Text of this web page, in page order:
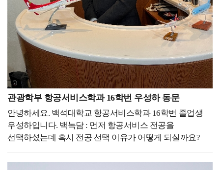
있게 된 거 같습니다.그래서 저는 만약 대학교 때로
돌아간다면 무엇을 하더라도 정말 최선을 다해서 대학
생활을 하고 싶습니다.지금은 평범한 대학교 생활들이
나중에는 그리운 추억이 되고 아쉬운 과거가 될 수
있으니까 지금 주어진 상황에서 최선을 다하면
좋겠습니다.그래서 후배들도 대학교 생활을 최대한
즐겼으면 좋겠습니다. 축제 기간에는 진심으로 축제를
즐겨도 보고, 시험 기간에는 열정적으로 공부도 하면서
다시 오지 않을 대학 생활을 지냈으면 좋겠습니다. '준비된
자만이 기회를 잡는다' 정말 무수히 많이 들어본
이야기였습니다. 진부하고 너무나도 당연하게 생각했던
말이 지금은 제 좌우명이 되었습니다. 정말 기회는 언제
어디서 어떻게 나에게 올지 모릅니다.졸업 후 일과
대학원을 같이 다닌 이유도 나에게 기회가 올 수도
물리치료사 라고 할 수 있을 것 같습니다. 검사나 치료 시작
전 차트를 자세히 살펴보고, 환자를 꼼꼼하게
파악하면서도 질문을 통해 이야기를 자연스럽게 털어놓을
수 있는 환경을 제공합니다. 이와 같은 환자와의
의사소통은 단방향적인 정보 전달이 아닌 상호적인 대화와
소통으로 이루어져야 합니다. 표정이나 자세, 몸짓 등
비언어적 신호를 통해 환자의 감정이나 요구사항을
파악하고 응답하는 것은 환자와의 신뢰 관계를 형성하는
데 도움이 되며, 불편한 점이나 어려움을 미리 파악하여
적극적으로 대응할 수 있습니다. 이처럼 전문적인 재활
치료를 제공하는 것은 물론이고, 환자와 보호자의
관광학부 항공서비스학과 16학번 우성하 동문
안녕하세요. 백석대학교 항공서비스학과 16학번 졸업생
우성하입니다. 백녹담 : 먼저 항공서비스 전공을
선택하셨는데 혹시 전공 선택 이유가 어떻게 되실까요?
우성하 동문 : 사실 어려서부터 되게 사람들하고 얘기하고
같이 어울리는 걸 좋아했습니다. 그리고 부모님이